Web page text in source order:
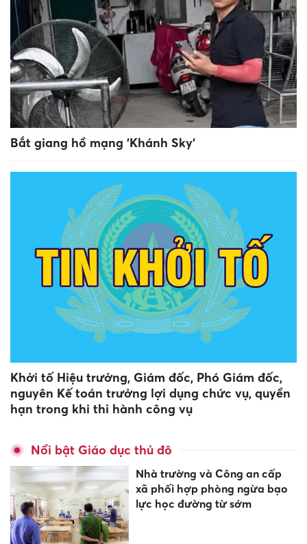
Bắt giang hồ mạng 'Khánh Sky'
Khởi tố Hiệu trưởng, Giám đốc, Phó Giám đốc,
nguyên Kế toán trưởng lợi dụng chức vụ, quyền
hạn trong khi thi hành công vụ
Nổi bật Giáo dục thủ đô
Nhà trường và Công an cấp
xã phối hợp phòng ngừa bạo
lực học đường từ sớm